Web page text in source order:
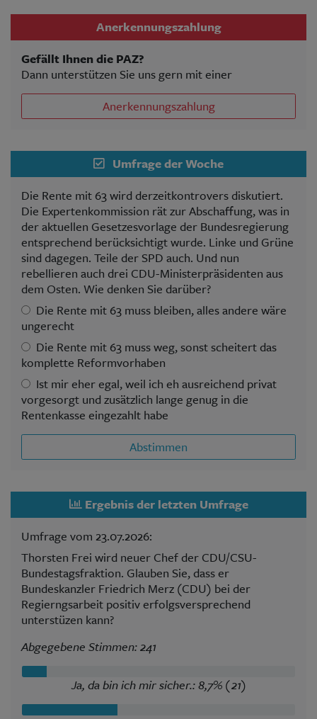
Anerkennungszahlung
Gefällt Ihnen die PAZ?
Dann unterstützen Sie uns gern mit einer
Anerkennungszahlung
Umfrage der Woche
Die Rente mit 63 wird derzeitkontrovers diskutiert.
Die Expertenkommission rät zur Abschaffung, was in
der aktuellen Gesetzesvorlage der Bundesregierung
entsprechend berücksichtigt wurde. Linke und Grüne
sind dagegen. Teile der SPD auch. Und nun
rebellieren auch drei CDU-Ministerpräsidenten aus
dem Osten. Wie denken Sie darüber?
Die Rente mit 63 muss bleiben, alles andere wäre
ungerecht
Die Rente mit 63 muss weg, sonst scheitert das
komplette Reformvorhaben
Ist mir eher egal, weil ich eh ausreichend privat
vorgesorgt und zusätzlich lange genug in die
Rentenkasse eingezahlt habe
Abstimmen
Ergebnis der letzten Umfrage
Umfrage vom 23.07.2026:
Thorsten Frei wird neuer Chef der CDU/CSU-
Bundestagsfraktion. Glauben Sie, dass er
Bundeskanzler Friedrich Merz (CDU) bei der
Regierngsarbeit positiv erfolgsversprechend
unterstüzen kann?
Abgegebene Stimmen: 241
Ja, da bin ich mir sicher.: 8,7% (21)